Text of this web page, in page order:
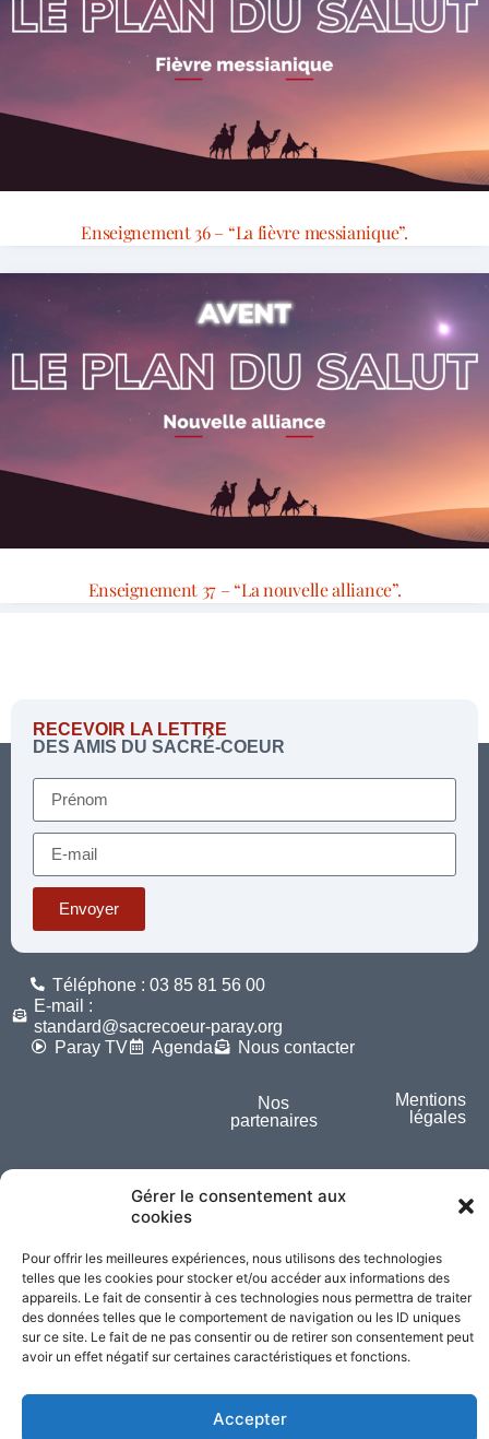
Gérer le consentement aux
cookies
Pour offrir les meilleures expériences, nous utilisons des technologies
telles que les cookies pour stocker et/ou accéder aux informations des
appareils. Le fait de consentir à ces technologies nous permettra de traiter
des données telles que le comportement de navigation ou les ID uniques
sur ce site. Le fait de ne pas consentir ou de retirer son consentement peut
avoir un effet négatif sur certaines caractéristiques et fonctions.
Accepter
Enseignement 36 – “La fièvre messianique”.
Enseignement 37 – “La nouvelle alliance”.
RECEVOIR LA LETTRE
DES AMIS DU SACRÉ-COEUR
Envoyer
Téléphone : 03 85 81 56 00
E-mail :
standard@sacrecoeur-paray.org
Paray TV
Agenda Nous contacter
Nos
partenaires
Mentions
légales
Partagez cette page